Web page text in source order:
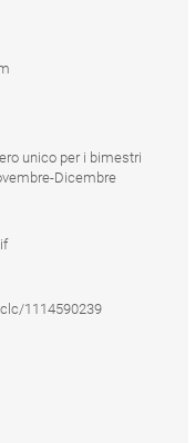
unico per i bimestri
Dicembre
1114590239